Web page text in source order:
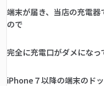
端末が届き、当店の充電
ので
完全に充電口がダメになっ
iPhone７以降の端末のド